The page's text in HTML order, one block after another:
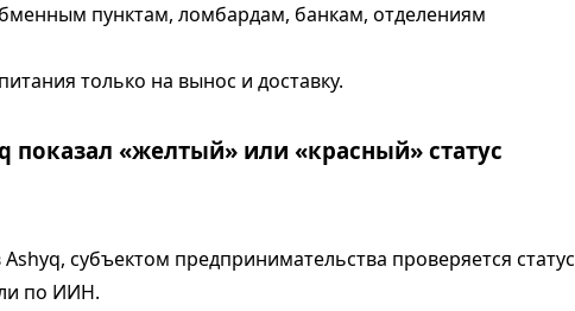
пунктам, ломбардам, банкам, отделениям
только на вынос и доставку.
показал «желтый» или «красный» статус
субъектом предпринимательства проверяется статус
по ИИН.